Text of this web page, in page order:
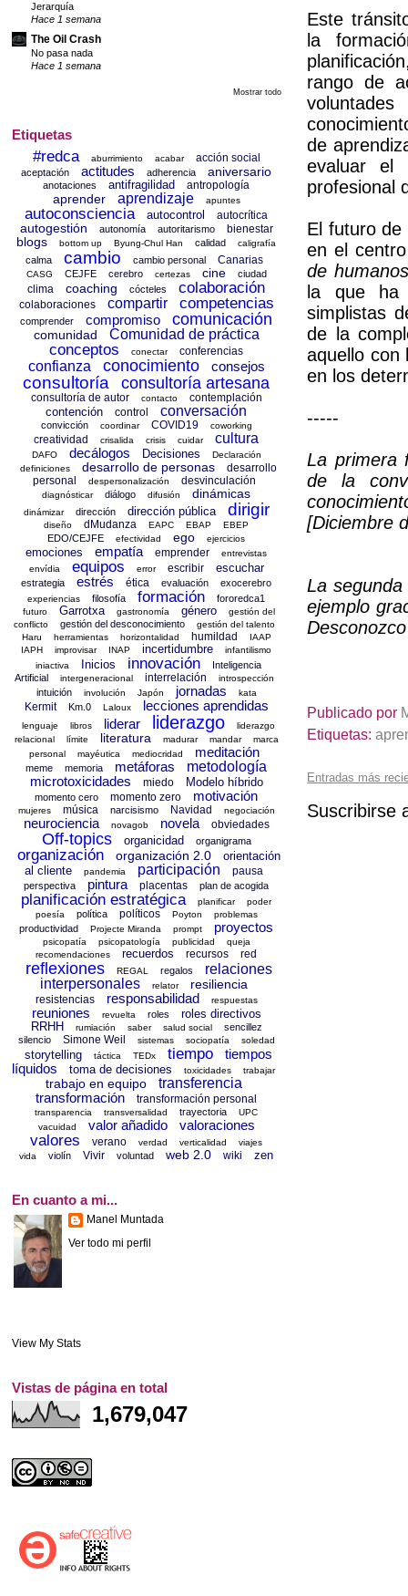
Este trá
la
rango de
de
evaluar el
profesional
El futuro de
en el
de
la queha
simplistas
de la
aquello con
en los
-----
La primera
de la
[Diciembre
La
ejemplo
Publicado por
Etiquetas:
Entradas más
Suscribirse
Jerarquía
Hace 1 semana
The Oil Crash
No pasa nada
Hace 1 semana
Mostrar todo
Etiquetas
#redca aburrimiento acabar acción social
aceptación actitudes adherencia aniversario
anotaciones antifragilidad antropología
aprender aprendizaje apuntes
autoconsciencia autocontrol autocrítica
autogestión autonomía autoritarismo bienestar
blogs bottom up Byung-Chul Han calidad caligrafía
calma cambio cambio personal Canarias
CASG CEJFE cerebro certezas cine ciudad
clima coaching cócteles colaboración
colaboraciones compartir competencias
comprender compromiso comunicación
comunidad Comunidad de práctica
conceptos conectar conferencias
confianza conocimiento consejos
consultoría consultoría artesana
consultoría de autor contacto contemplación
contención control conversación
convicción coordinar COVID19 coworking
creatividad crisalida crisis cuidar cultura
DAFO decálogos Decisiones
Declaración
definiciones
desarrollo de personas
desarrollo
personal
despersonalización desvinculación
diagnósticar diálogo difusión dinámicas
dinámizar dirección dirección pública dirigir
diseño dMudanza EAPC EBAP EBEP
EDO/CEJFE efectividad ego ejercicios
emociones empatía emprender
entrevistas
envídia
equipos error escribir escuchar
estrategia estrés ética evaluación exocerebro
experiencias filosofía formación fororedca1
futuro Garrotxa gastronomía género
gestión del
conflicto
gestión del desconocimiento
gestión del talento
Haru
herramientas horizontalidad humildad
IAAP
IAPH
improvisar INAP incertidumbre
infantilismo
iniactiva
Inicios innovación
Inteligencia
Artificial
intergeneracional interrelación introspección
intuición involución Japón jornadas kata
Kermit Km.0 Laloux lecciones aprendidas
lenguaje libros liderar liderazgo
liderazgo
relacional
límite literatura madurar mandar
marca
personal
mayéutica mediocridad meditación
meme memoria metáforas
metodología
microtoxicidades
miedo Modelo híbrido
momento cero momento zero motivación
mujeres música narcisismo Navidad negociación
neurociencia novagob novela obviedades
Off-topics organicidad organigrama
organización organización 2.0
orientación
al cliente
pandemia participación pausa
perspectiva pintura placentas plan de acogida
planificación estratégica planificar
poder
poesía
política políticos Poyton problemas
productividad Projecte Miranda prompt proyectos
psicopatía psicopatología publicidad
queja
recomendaciones
recuerdos recursos red
reflexiones REGAL regalos
relaciones
interpersonales
relator resiliencia
resistencias responsabilidad respuestas
reuniones revuelta roles
roles directivos
RRHH
rumiación saber salud social
sencillez
silencio
Simone Weil sistemas sociopatía soledad
storytelling táctica TEDx tiempo
tiempos
líquidos
toma de decisiones toxicidades trabajar
trabajo en equipo
transferencia
transformación
transformación personal
transparencia transversalidad trayectoria
UPC
vacuidad
valor añadido valoraciones
valores verano verdad verticalidad
viajes
vida
violín Vivir voluntad web 2.0 wiki zen
En cuanto a mi...
Manel Muntada
Ver todo mi perfil
View My Stats
Vistas de página en total
1,679,047